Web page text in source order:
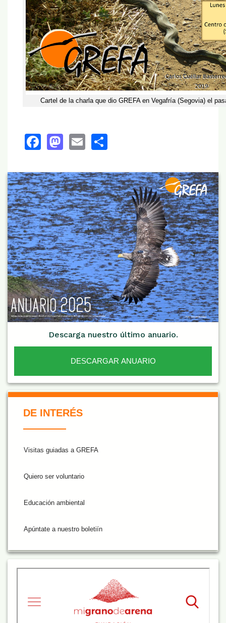
Cartel de la charla que dio GREFA en Vegafría (Segovia) el
Facebook
Mastodon
Email
Descarga nuestro último anuario.
DESCARGAR ANUARIO
De Interés NARANJA
DE INTERÉS
Visitas guiadas a GREFA
Quiero ser voluntario
Educación ambiental
Apúntate a nuestro boletiín